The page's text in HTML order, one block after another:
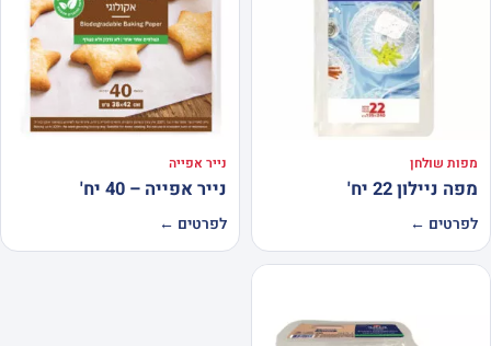
מפות שולחן
מפה ניילון 22 יח'
לפרטים ←
נייר אפייה
נייר אפייה – 40 יח'
לפרטים ←